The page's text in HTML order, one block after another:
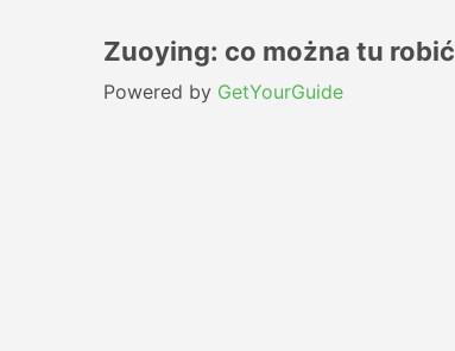
Zuoying: co można tu robić
Powered by GetYourGuide